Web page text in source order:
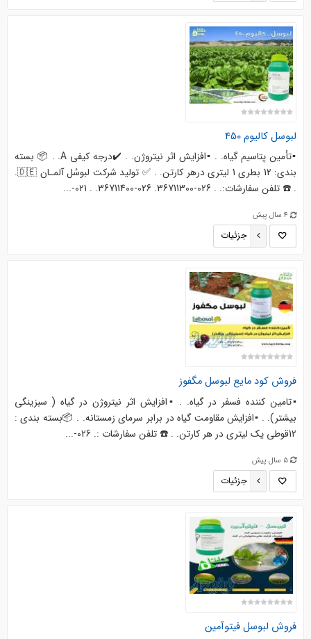
لبوسلکالیوم 450
▪️تأمین پتاسیم گیاه. . ▪️افزایش اثر نیتروژن. . ✔️درجه کیفی A. . 📦 بسته
بندی: 12 بطری 1 لیتری درهر کارتن. . ✅ تولید شرکت لبوسُل آلمـان 🇩🇪.
. ☎️ تلفن سفارشات:. . 026-36711300. 026-36711400. . 021-...
4 سال پیش
جزئیات
فروش کود مایع لبوسلمگفوز
▪️تامین کننده فسفر در گیاه. . ▪️افزایش اثر نیتروژن در گیاه ( سبزینگی
بیشتر). . ▪️افزایش مقاومت گیاه در برابر سرمای زمستانه. . 📦بسته بندی :
12قوطی یک لیتری در هر کارتن. . ☎️ تلفن سفارشات :. 026-...
5 سال پیش
جزئیات
فروش لبوسلفیتوآمین